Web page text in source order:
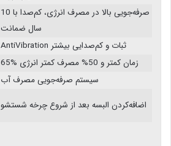
صرفه‌جویی بالا در مصرف انرژی، کم‌صدا با 10
سال ضمانت
AntiVibration ثبات و کم‌صدایی بیشتر
65% زمان کمتر و 50% مصرف کمتر انرژی
سیستم صرفه‌جویی مصرف آب
اضافه‌کردن البسه بعد از شروع چرخه شستشو